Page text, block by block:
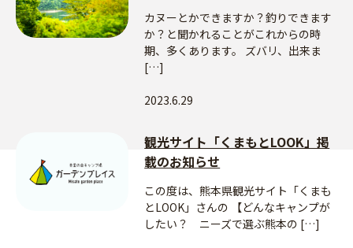
カヌーとかできますか？釣りできます
か？と聞かれることがこれからの時
期、多くあります。 ズバリ、出来ま
[…]
2023.6.29
観光サイト「くまもとLOOK」掲
載のお知らせ
この度は、熊本県観光サイト「くまも
とLOOK」さんの 【どんなキャンプが
したい？ ニーズで選ぶ熊本の […]